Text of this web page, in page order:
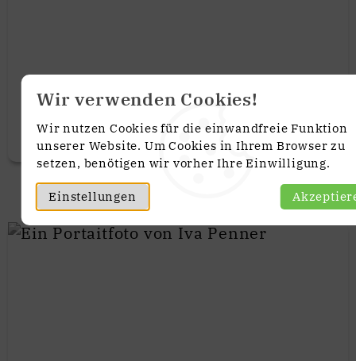
Wir verwenden Cookies!
Wir nutzen Cookies für die einwandfreie Funktion
unserer Website. Um Cookies in Ihrem Browser zu
setzen, benötigen wir vorher Ihre Einwilligung.
EinstellungenClemens Nölle